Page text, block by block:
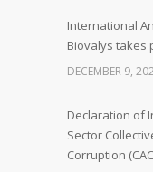
International
Biovalys takes
DECEMBER 9,
Declaration of
Sector
Corruption